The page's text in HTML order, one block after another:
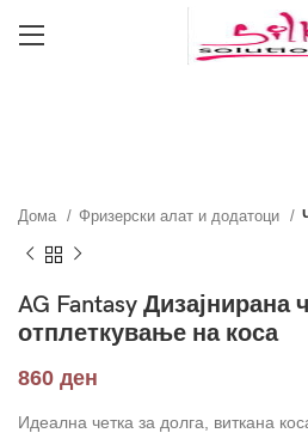
Дома Фризерски алат и додатоци
AG Fantasy Дизајнирана
отплеткување на коса
860 ден
Идеална четка за долга, виткана